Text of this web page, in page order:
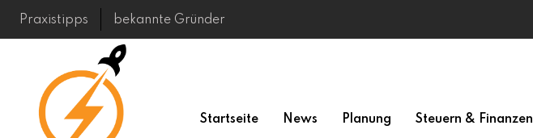
Skip
Praxistipps bekannte Gründer
Startseite News Planung Steuern & Finanzen